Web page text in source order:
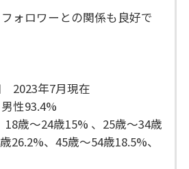
ォロワーとの関係も良好で
2023年7月現在
性93.4%
18歳〜24歳15% 、25歳〜34歳
26.2%、45歳〜54歳18.5%、